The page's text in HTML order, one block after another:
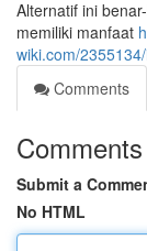
Alternatif ini
memiliki manfaat
wiki.com/
Comments
Comments
Submit a
No HTML